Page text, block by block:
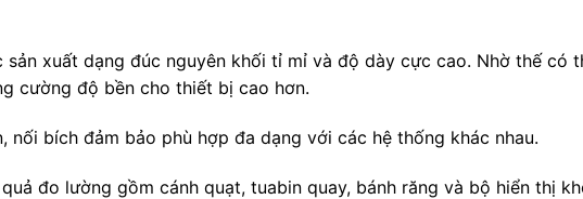
xuất dạng đúc nguyên khối tỉ mỉ và độ dày cực cao. Nhờ thế có
cường độ bền cho thiết bị cao hơn.
bích đảm bảo phù hợp đa dạng với các hệ thống khác nhau.
đo lường gồm cánh quạt, tuabin quay, bánh răng và bộ hiển thị